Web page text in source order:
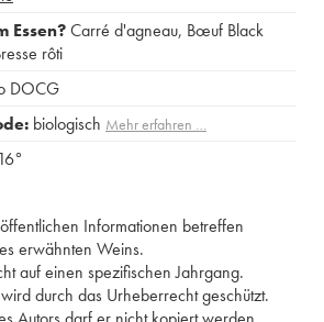
Essen?Carré d'agneau, Bœuf Black
rôti
DOCG
biologisch Mehr erfahren …
16°
Informationen betreffen
erwähnten Weins.
auf einen spezifischen Jahrgang.
durch das Urheberrecht geschützt.